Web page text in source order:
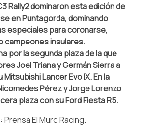
Rally2 dominaron esta edición de
en Puntagorda, dominando
especiales para coronarse,
campeones insulares.
por la segunda plaza de la que
Joel Triana y Germán Sierra a
Lancer Evo IX. En la
Pérez y Jorge Lorenzo
plaza con su Ford Fiesta R5.
El Muro Racing.